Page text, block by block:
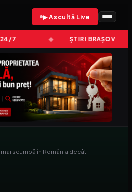
▶ Ascultă Live
7 ȘTIRI BRAȘOV
mai scumpă în România decât…